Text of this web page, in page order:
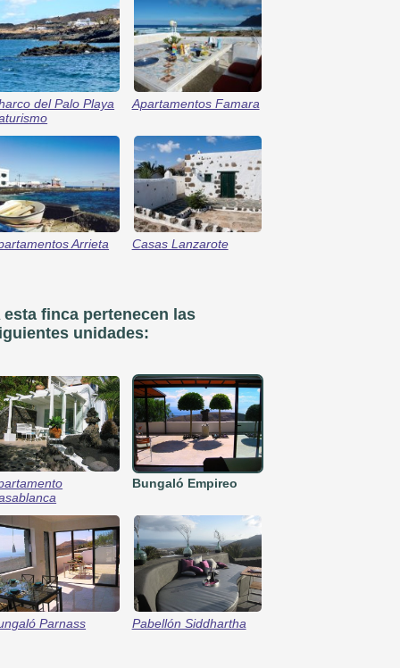
del Palo Playa
Apartamentos Famara
Arrieta Casas Lanzarote
esta finca pertenecen las
unidades:
Bungaló Empireo
Parnass Pabellón Siddhartha